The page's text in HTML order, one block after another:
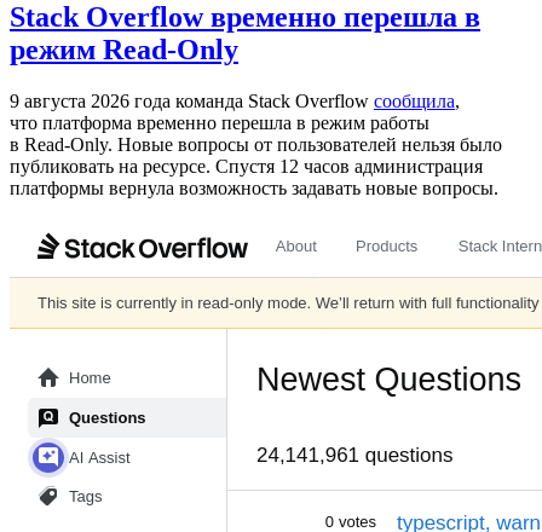
Stack Overflow временно перешла в
режим Read-Only
9 августа 2026 года команда Stack Overflow сообщила,
что платформа временно перешла в режим работы
в Read‑Only. Новые вопросы от пользователей нельзя было
публиковать на ресурсе. Спустя 12 часов администрация
платформы вернула возможность задавать новые вопросы.